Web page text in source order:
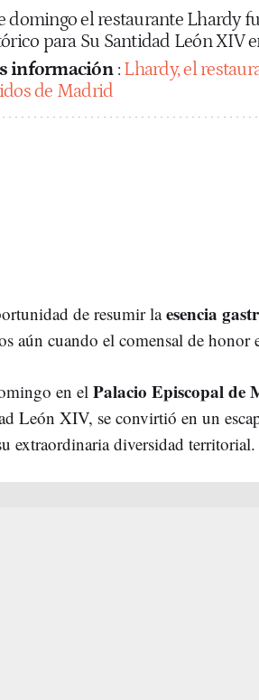
domingo el restaurante Lhardy
para Su Santidad León XIV
información : Lhardy, el
de Madrid
de resumir laesencia
aún cuando el comensal de honor
en el Palacio Episcopal de
León XIV, se convirtió en un
extraordinaria diversidad territorial.